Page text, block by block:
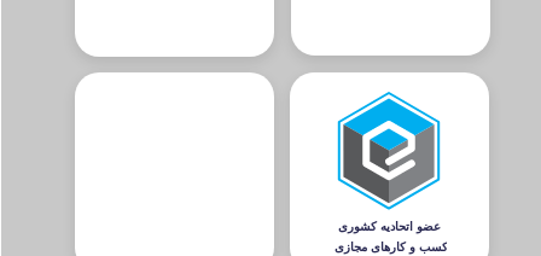
شدت جریان و ولتاژ خروجی
ورژن بلوتوث
ظرفیت مخزن